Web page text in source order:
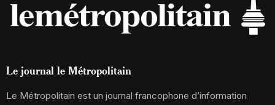
Le journal le Métropolitain
Le Métropolitain est un journal francophone d’information